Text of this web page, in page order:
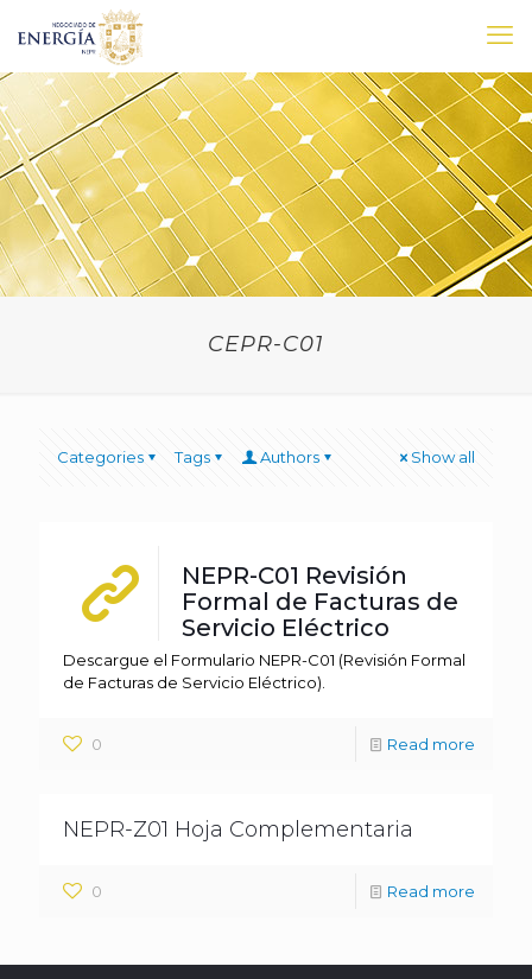
CEPR-C01
Categories Tags Authors Show all
NEPR-C01 Revisión
Formal de Facturas de
Servicio Eléctrico
Descargue el Formulario NEPR-C01 (Revisión Formal
de Facturas de Servicio Eléctrico).
0 Read more
NEPR-Z01 Hoja Complementaria
0 Read more